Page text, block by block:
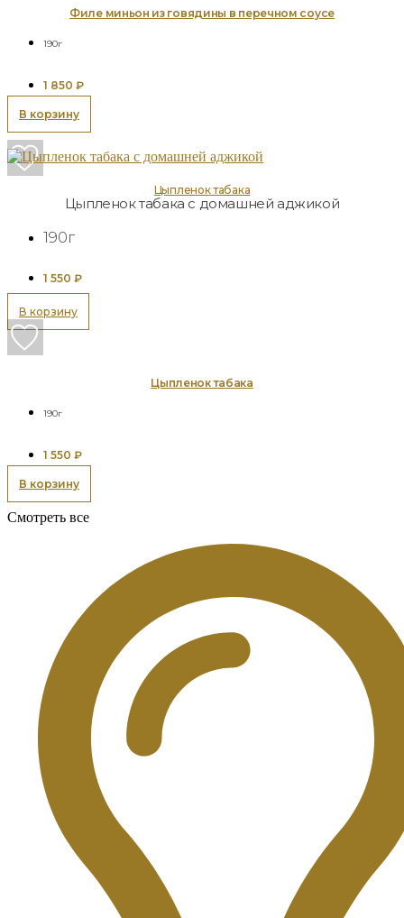
Филе миньон из говядины в перечном соусе
190г
1 850 ₽
В корзину
Цыпленок табака
Цыпленок табака с домашней аджикой
190г
1 550 ₽
В корзину
Цыпленок табака
190г
1 550 ₽
В корзину
Смотреть все